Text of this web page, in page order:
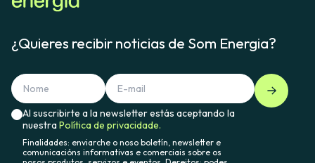
¿Quieres recibir noticias de Som Energia?
Al suscribirte a la newsletter estás aceptando la
nuestraPolítica de privacidade.
Finalidades: enviarche o noso boletín, newsletter e
comunicacións informativas e comerciais sobre os